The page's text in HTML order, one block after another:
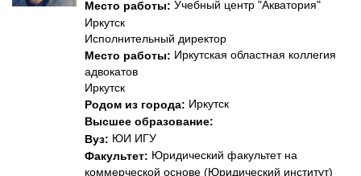
Место работы: Учебный центр "Акватория"
Иркутск
Исполнительный директор
Место работы: Иркутская областная коллегия
адвокатов
Иркутск
Родом из города: Иркутск
Высшее образование:
Вуз: ЮИ ИГУ
Факультет: Юридический факультет на
коммерческой основе (Юридический институт)